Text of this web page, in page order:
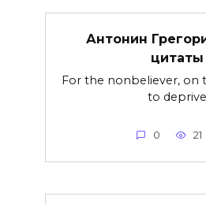
Антонин
цитаты
For the nonbeliever, on
to deprive
0 21